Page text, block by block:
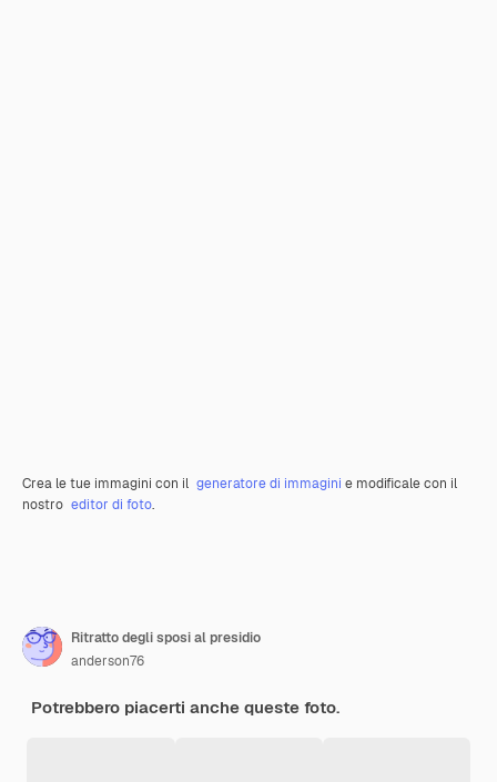
Crea le tue immagini con il generatore di immagini e modificale con il
nostro editor di foto.
Ritratto degli sposi al presidio
anderson76
Potrebbero piacerti anche queste foto.